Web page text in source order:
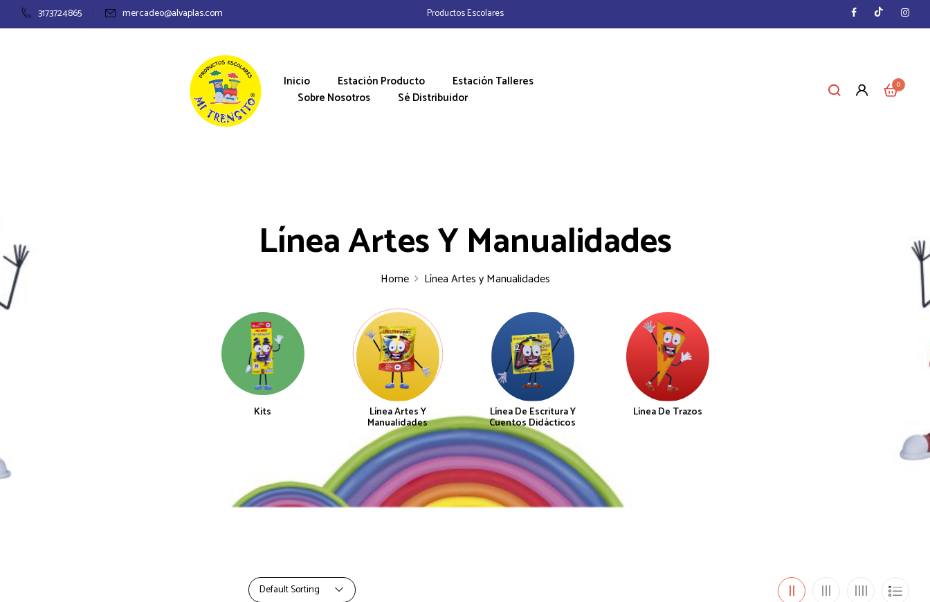
3173724865 mercadeo@alvaplas.com Productos Escolares
Inicio Estación Producto
Estación Talleres
Sobre Nosotros
Sé Distribuidor
0
Línea Artes Y Manualidades
Home Línea Artes y Manualidades
Kits Línea Artes Y
Manualidades
Línea De Escritura Y
Cuentos Didácticos
Línea De Trazos
Default Sorting